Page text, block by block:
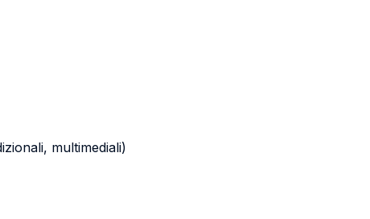
multimediali)